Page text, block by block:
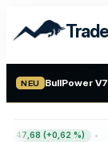
NEU BullPower
+47,68 (+0,62 %)